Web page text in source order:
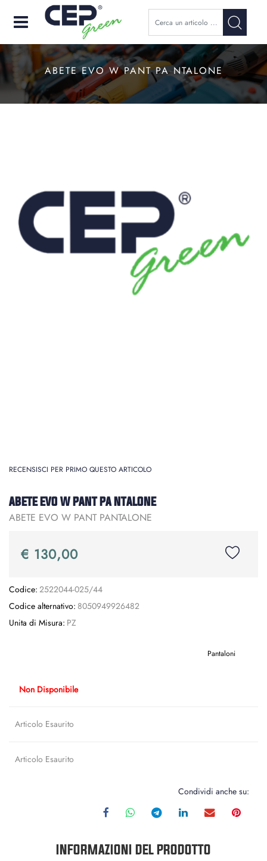
Open
ABETE EVO W PANT PA NTALONE
RECENSISCI PER PRIMO QUESTO ARTICOLO
ABETE EVO W PANT PA NTALONE
ABETE EVO W PANT PANTALONE
€ 130,00
Codice: 2522044-025/44
Codice alternativo: 8050949926482
Unita di Misura: PZ
Pantaloni
Non Disponibile
Articolo Esaurito
Articolo Esaurito
Condividi anche su:
INFORMAZIONI DEL PRODOTTO